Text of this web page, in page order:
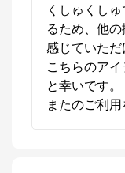
くしゅくし
るため、他
感じていただ
こちらのア
と幸いです。
またのご利用